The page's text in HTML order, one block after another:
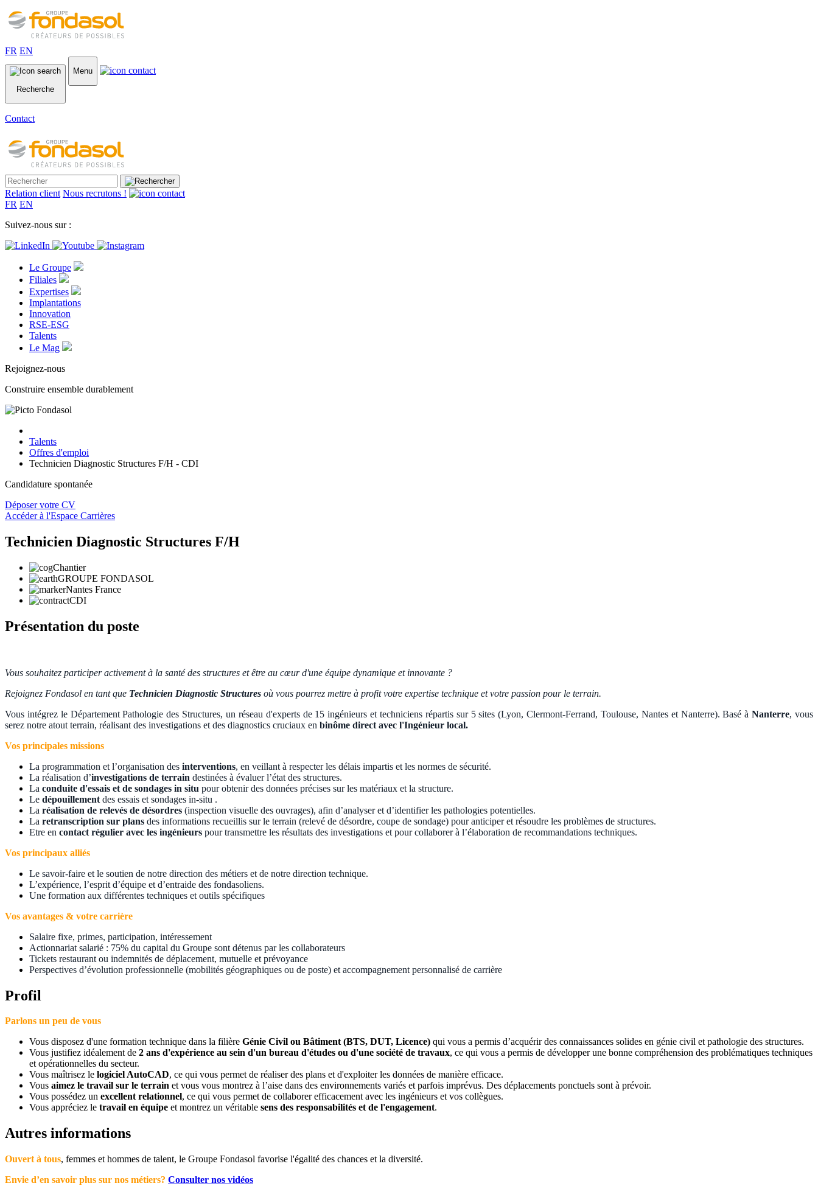
FR EN
Recherche
Menu
Contact
Relation client Nous recrutons !
FR EN
Suivez-nous sur :
Le Groupe
Filiales
Expertises
Implantations
Innovation
RSE-ESG
Talents
Le Mag
Rejoignez-nous
Construire ensemble durablement
Talents
Offres d'emploi
Technicien Diagnostic Structures F/H - CDI
Candidature spontanée
Déposer votre CV
Accéder à l'Espace Carrières
Technicien Diagnostic Structures F/H
Chantier
GROUPE FONDASOL
Nantes France
CDI
Présentation du poste
Vous souhaitez participer activement à la santé des structures et être au cœur d'une équipe dynamique et innovante ?
Rejoignez Fondasol en tant que Technicien Diagnostic Structures où vous pourrez mettre à profit votre expertise technique et votre passion pour le terrain.
Vous intégrez le Département Pathologie des Structures, un réseau d'experts de 15 ingénieurs et techniciens répartis sur 5 sites (Lyon, Clermont-Ferrand, Toulouse, Nantes et Nanterre). Basé àNanterre, vous
serez notre atout terrain, réalisant des investigations et des diagnostics cruciaux en binôme direct avec l'Ingénieur local.
Vos principales missions
La programmation et l’organisation des interventions, en veillant à respecter les délais impartis et les normes de sécurité.
La réalisation d’investigations de terrain destinées à évaluer l’état des structures.
La conduite d'essais et de sondages in situ pour obtenir des données précises sur les matériaux et la structure.
Le dépouillement des essais et sondages in-situ .
La réalisation de relevés de désordres (inspection visuelle des ouvrages), afin d’analyser et d’identifier les pathologies potentielles.
La retranscription sur plans des informations recueillis sur le terrain (relevé de désordre, coupe de sondage) pour anticiper et résoudre les problèmes de structures.
Etre en contact régulier avec les ingénieurs pour transmettre les résultats des investigations et pour collaborer à l’élaboration de recommandations techniques.
Vos principaux alliés
Le savoir-faire et le soutien de notre direction des métiers et de notre direction technique.
L’expérience, l’esprit d’équipe et d’entraide des fondasoliens.
Une formation aux différentes techniques et outils spécifiques
Vos avantages & votre carrière
Salaire fixe, primes, participation, intéressement
Actionnariat salarié : 75% du capital du Groupe sont détenus par les collaborateurs
Tickets restaurant ou indemnités de déplacement, mutuelle et prévoyance
Perspectives d’évolution professionnelle (mobilités géographiques ou de poste) et accompagnement personnalisé de carrière
Profil
Parlons un peu de vous
Vous disposez d'une formation technique dans la filière Génie Civil ou Bâtiment (BTS, DUT, Licence) qui vous a permis d’acquérir des connaissances solides en génie civil et pathologie des structures.
Vous justifiez idéalement de 2 ans d'expérience au sein d'un bureau d'études ou d'une société de travaux, ce qui vous a permis de développer une bonne compréhension des problématiques techniques
et opérationnelles du secteur.
Vous maîtrisez le logiciel AutoCAD, ce qui vous permet de réaliser des plans et d'exploiter les données de manière efficace.
Vous aimez le travail sur le terrain et vous vous montrez à l’aise dans des environnements variés et parfois imprévus. Des déplacements ponctuels sont à prévoir.
Vous possédez un excellent relationnel, ce qui vous permet de collaborer efficacement avec les ingénieurs et vos collègues.
Vous appréciez le travail en équipe et montrez un véritable sens des responsabilités et de l'engagement.
Autres informations
Ouvert à tous, femmes et hommes de talent, le Groupe Fondasol favorise l'égalité des chances et la diversité.
Envie d’en savoir plus sur nos métiers? Consulter nos vidéos